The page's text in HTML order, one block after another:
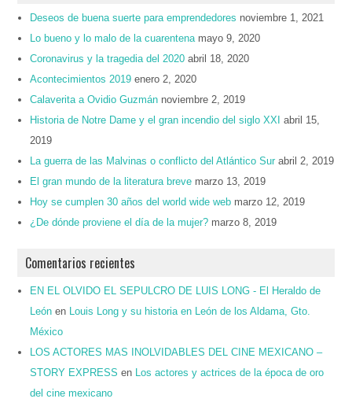
Deseos de buena suerte para emprendedores noviembre 1, 2021
Lo bueno y lo malo de la cuarentena mayo 9, 2020
Coronavirus y la tragedia del 2020 abril 18, 2020
Acontecimientos 2019 enero 2, 2020
Calaverita a Ovidio Guzmán noviembre 2, 2019
Historia de Notre Dame y el gran incendio del siglo XXI
abril 15,
2019
La guerra de las Malvinas o conflicto del Atlántico Sur abril 2, 2019
El gran mundo de la literatura breve marzo 13, 2019
Hoy se cumplen 30 años del world wide web marzo 12, 2019
¿De dónde proviene el día de la mujer? marzo 8, 2019
Comentarios recientes
EN EL OLVIDO EL SEPULCRO DE LUIS LONG - El Heraldo de
León en
Louis Long y su historia en León de los Aldama, Gto.
México
LOS ACTORES MAS INOLVIDABLES DEL CINE MEXICANO –
STORY EXPRESS en
Los actores y actrices de la época de oro
del cine mexicano